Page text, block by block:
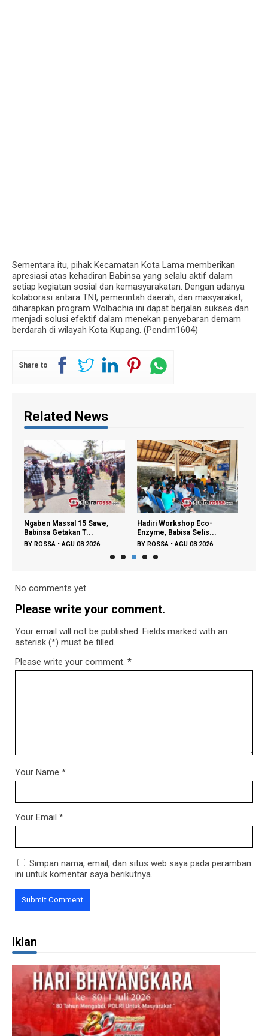
Sementara itu, pihak Kecamatan Kota Lama memberikan
apresiasi atas kehadiran Babinsa yang selalu aktif dalam
setiap kegiatan sosial dan kemasyarakatan. Dengan adanya
kolaborasi antara TNI, pemerintah daerah, dan masyarakat,
diharapkan program Wolbachia ini dapat berjalan sukses dan
menjadi solusi efektif dalam menekan penyebaran demam
berdarah di wilayah Kota Kupang. (Pendim1604)
Share to
Related News
Massal 15 Sawe,
Getakan T...
AGU 08 2026
Hadiri Workshop Eco-
Enzyme, Babisa Selis...
BY AGU 08 2026
4 Calon
Ambil Nomor ...
BY
No comments yet.
Please write your comment.
Your email will not be published. Fields marked with an
asterisk (*) must be filled.
Please write your comment. *
Your Name *
Your Email *
Simpan nama, email, dan situs web saya pada peramban
ini untuk komentar saya berikutnya.
Iklan